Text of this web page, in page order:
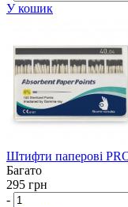
У кошик
Штифти паперові
Багато
295 грн
-